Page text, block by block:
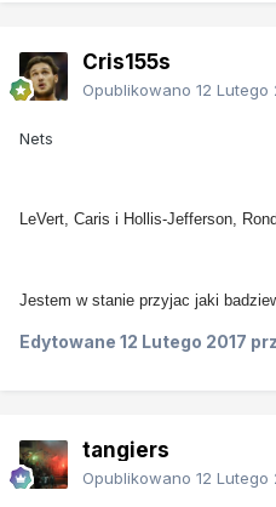
Cris155s
Opublikowano 12 Lutego
Nets
LeVert, Caris i Hollis-Jefferson,
Jestem w stanie przyjac jaki
Edytowane 12 Lutego 2017
tangiers
Opublikowano 12 Lutego